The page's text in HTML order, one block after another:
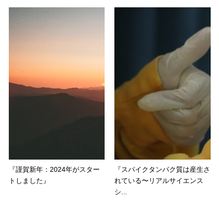
『謹賀新年：2024年がスター
トしました』
『スパイクタンパク質は産生さ
れている〜リアルサイエンス
シ...